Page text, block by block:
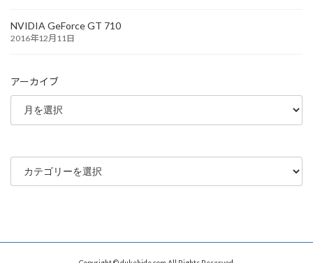
NVIDIA GeForce GT 710
2016年12月11日
アーカイブ
カ
ゴ